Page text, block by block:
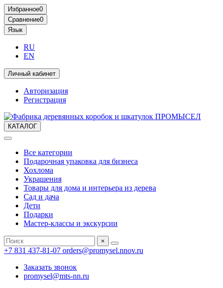
Избранное0
Сравнение0
Язык
RU
EN
Личный кабинет
Авторизация
Регистрация
КАТАЛОГ
Все категории
Подарочная упаковка для бизнеса
Хохлома
Украшения
Товары для дома и интерьера из дерева
Сад и дача
Дети
Подарки
Мастер-классы и экскурсии
×
+7 831 437-81-07 orders@promysel.nnov.ru
Заказать звонок
promysel@mts-nn.ru